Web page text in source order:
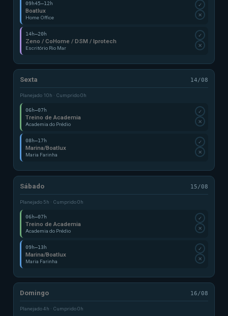
09h45–12h
Boatlux
Home Office
✓
✕
14h–20h
Zeno / CoHome / DSM / Iprotech
Escritório Rio Mar
✓
✕
Sexta 14/08
Planejado 10h · Cumprido 0h
06h–07h
Treino de Academia
Academia do Prédio
✓
✕
08h–17h
Marina/Boatlux
Maria Farinha
✓
✕
Sábado 15/08
Planejado 5h · Cumprido 0h
06h–07h
Treino de Academia
Academia do Prédio
✓
✕
09h–13h
Marina/Boatlux
Maria Farinha
✓
✕
Domingo 16/08
Planejado 4h · Cumprido 0h